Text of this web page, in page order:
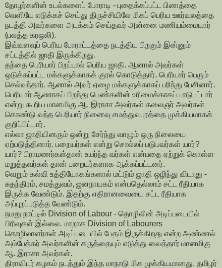
தோழர்களின் உடல்களைப் போராடி - புதைக்கப்பட்ட பிணத்தை
வெளியே எடுக்கச் செய்து திருச்சியிலே மிகப் பெரிய ஊர்வலத்தை
நடத்தி அவர்களை அடக்கம் செய்தவர் அன்னை மணியம்மையார்
(பலத்த கரஒலி).
இவ்வளவுப் பெரிய போராட்டத்தை நடத்திய பிறகும் இன்னும்
சட்டத்தில் ஜாதி இருக்கிறது.
தந்தை பெரியார் பிறப்பால் பெரிய ஜாதி. ஆனால் அவர்கள்
ஒடுக்கப்பட்ட மக்களுக்காகக் குரல் கொடுத்தார். பெரியார் பெரும்
செல்வந்தார். ஆனால் அவர் ஏழை மக்களுக்காகப் பரிந்து பேசினார்.
பெரியார் ஆணாகப் பிறந்து பெண்களின் உரிமைக்காகப் பாடுபட்டார்
என்று கூறிய மானமிகு ஆ. இராசா அவர்கள் கலைஞர் அவர்கள்
கொண்டு வந்த பெரியார் நினைவு சமத்துவபுரத்தை முக்கியமாகக்
குறிப்பிட்டார்.
எல்லா ஜாதியினரும் ஒன்று சேர்ந்து வாழும் ஒரு நிலையை
ஏற்படுத்தினார். பறையர்கள் என்று சொல்லப் படுபவர்கள் யார்?
யார்? பிராமணர்கள்தான் உயர்ந்த வர்கள் என்பதை ஏற்றுக் கொள்ள
மறுத்தவர்கள் தான் பறையர்களாக ஆக்கப்பட்டனர்.
வெறும் கல்வி உத்தியோகங்களால் மட்டும் ஜாதி ஒழிந்து விடாது -
சுதந்திரம், சமத்துவம், ஜனநாயகம் என்பதெல்லாம் சட்ட ரீதியாக
இருக்க வேண்டும். இதற்கு எதிரானவையை சட்ட ரீதியாக
அப்புறப்படுத்த வேண்டும்.
நமது நாட்டில் Division of Labour - தொழிலின் அடிப்படையில்
பிரிவுகள் இல்லை. மாறாக Division of Labourers
தொழிலாளர்கள் அடிப்படையில் பேதம் இருக்கிறது என்ற அண்ணல்
அம்பேத்கர் அவர்களின் கருத்தையும் எடுத்து வைத்தார் மானமிகு
ஆ. இராசா அவர்கள்.
திராவிடர் கழகம் நடத்தும் இந்த மாநாடு மிக முக்கியமானது. தமிழர்